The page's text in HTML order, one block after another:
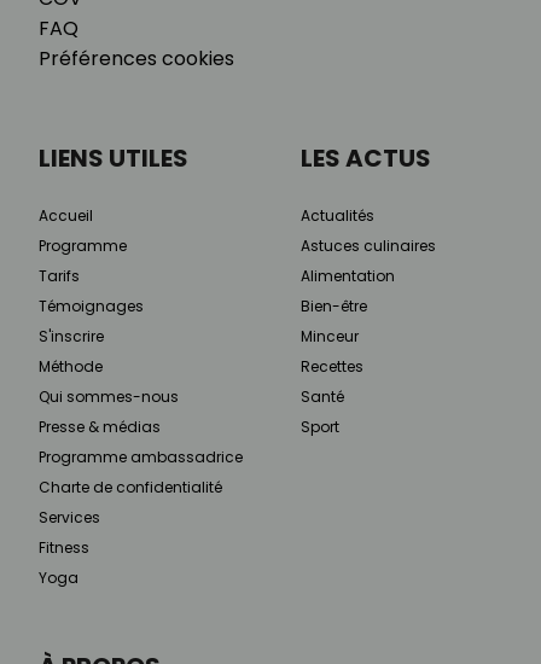
FAQ
Préférences cookies
LIENS UTILES
Accueil
Programme
Tarifs
Témoignages
S'inscrire
Méthode
Qui sommes-nous
Presse & médias
Programme ambassadrice
Charte de confidentialité
Services
Fitness
Yoga
LES ACTUS
Actualités
Astuces culinaires
Alimentation
Bien-être
Minceur
Recettes
Santé
Sport